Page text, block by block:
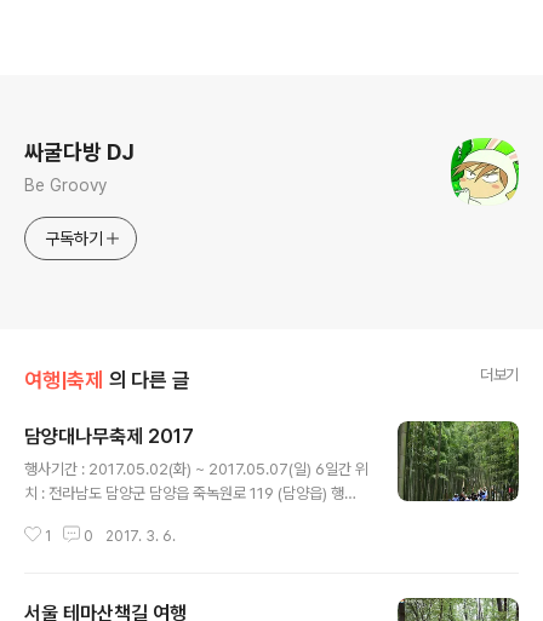
싸굴다방 DJ
Be Groovy
구독하기
여행|축제 의 다른 글 더보기
담양대나무축제 2017
행사기간 : 2017.05.02(화) ~ 2017.05.07(일) 6일간 위
치 : 전라남도 담양군 담양읍 죽녹원로 119 (담양읍) 행사
저과 (연락처) 061 - 380 - 3150 ~ 3152 홈페이지 : htt
개 담양대나무축제는 우리지역이 가지고 있는 천혜의 부존
1 0 2017. 3. 6.
서울 테마산책길 여행